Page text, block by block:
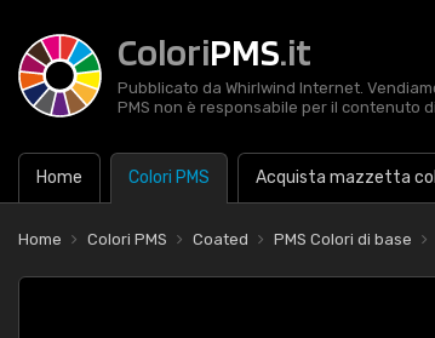
ColoriPMS.it
Pubblicato da Whirlwind Internet.
PMS non è responsabile per il contenuto
Home Colori PMS Acquista mazzetta
Home Colori PMS Coated PMS Colori di base